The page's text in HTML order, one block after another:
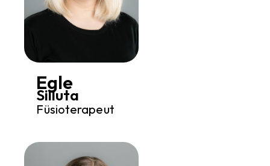
Egle
Silluta
Füsioterapeut